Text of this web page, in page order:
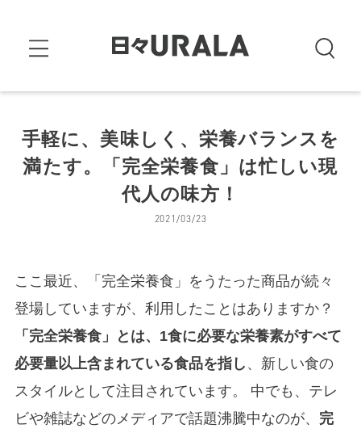
手軽に、美味しく、栄養バランスを
満たす。「完全栄養食」は忙しい現
代人の味方！
2021/03/23
ここ最近、「完全栄養食」をうたった商品が続々
登場していますが、利用したことはありますか？
「完全栄養食」とは、1食に必要な栄養素がすべて
必要量以上含まれている食品を指し 、新しい食の
スタイルとして注目されています。 中でも、テレ
ビや雑誌などのメディアで話題沸騰中なのが、 完